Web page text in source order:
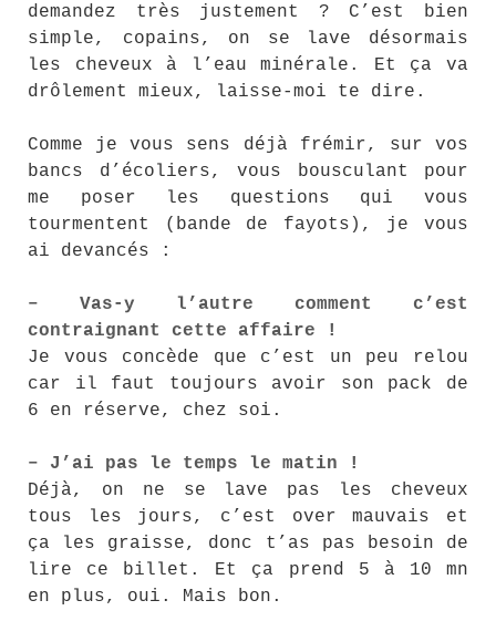
demandez très justement ? C’est bien
simple, copains, on se lave désormais
les cheveux à l’eau minérale. Et ça va
drôlement mieux, laisse-moi te dire.
Comme je vous sens déjà frémir, sur vos
bancs d’écoliers, vous bousculant pour
me poser les questions qui vous
tourmentent (bande de fayots), je vous
ai devancés :
– Vas-y l’autre comment c’est
contraignant cette affaire !
Je vous concède que c’est un peu relou
car il faut toujours avoir son pack de
6 en réserve, chez soi.
– J’ai pas le temps le matin !
Déjà, on ne se lave pas les cheveux
tous les jours, c’est over mauvais et
ça les graisse, donc t’as pas besoin de
lire ce billet. Et ça prend 5 à 10 mn
en plus, oui. Mais bon.